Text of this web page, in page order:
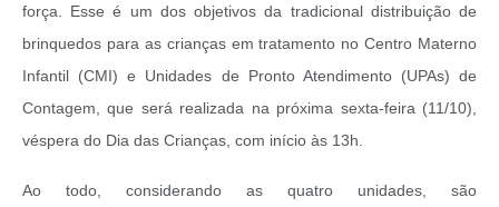
força. Esse é um dos objetivos da tradicional distribuição de
brinquedos para as crianças em tratamento no Centro Materno
Infantil (CMI) e Unidades de Pronto Atendimento (UPAs) de
Contagem, que será realizada na próxima sexta-feira (11/10),
véspera do Dia das Crianças, com início às 13h.
Ao todo, considerando as quatro unidades, são